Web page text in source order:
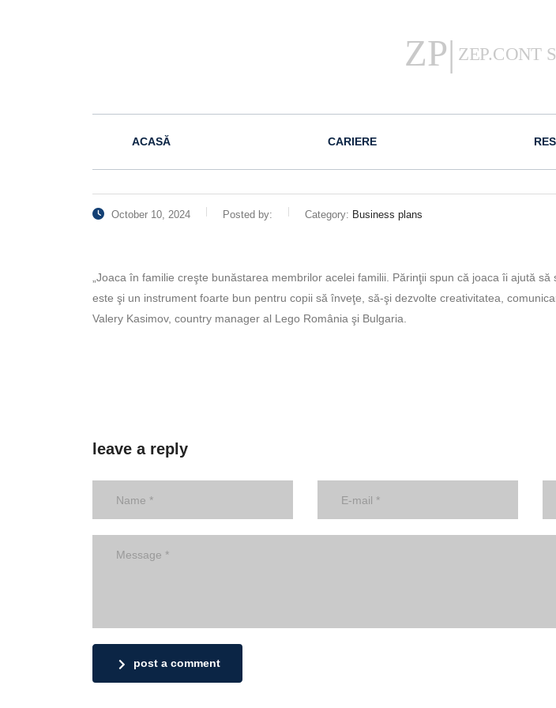
ACASĂ CARIERE
October 10, 2024 Posted by: Category: Business plans
„Joaca în familie creşte bunăstarea membrilor acelei familii. Părinţii spun că joaca îi ajută
este şi un instrument foarte bun pentru copii să înveţe, să-şi dezvolte creativitatea,
Valery Kasimov, country manager al Lego România şi Bulgaria.
leave a reply
post a comment